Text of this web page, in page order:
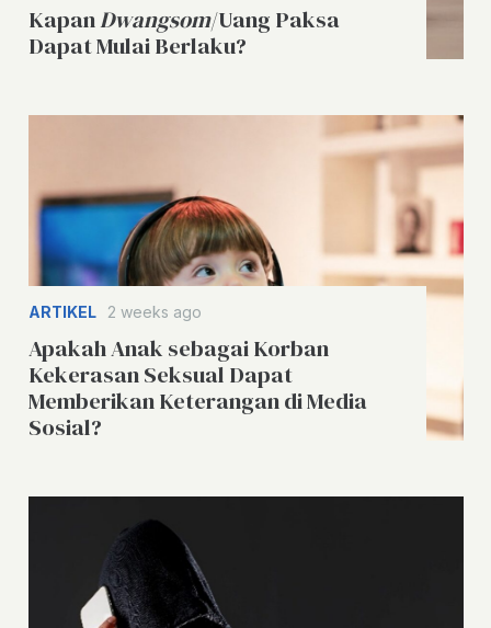
KapanDwangsom/Uang Paksa
Dapat Mulai Berlaku?
ARTIKEL 2 weeks ago
Apakah Anak sebagai Korban
Kekerasan Seksual Dapat
Memberikan Keterangan di Media
Sosial?